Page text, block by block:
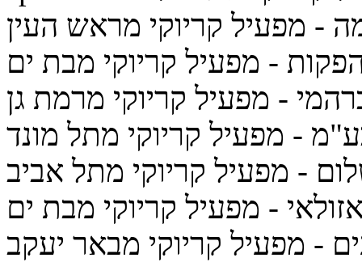
- מפעיל קריוקי מראש העין
- מפעיל קריוקי מבת ים
- מפעיל קריוקי מרמת גן
- מפעיל קריוקי מתל מונד
- מפעיל קריוקי מתל אביב
- מפעיל קריוקי מבת ים
- מפעיל קריוקי מבאר יעקב